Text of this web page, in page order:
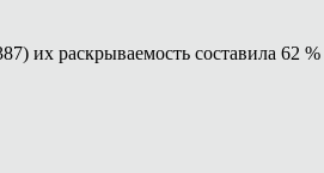
их раскрываемость составила 62